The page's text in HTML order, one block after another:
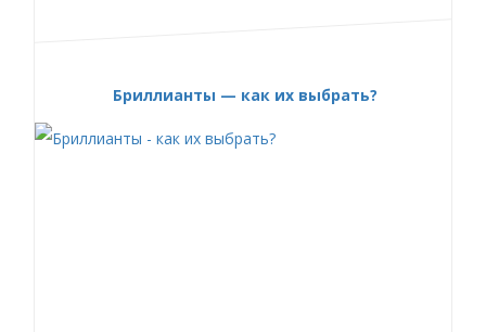
Бриллианты — как их выбрать?